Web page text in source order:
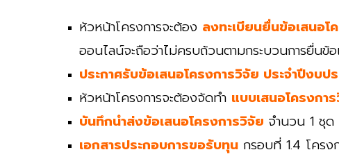
หัวหน้าโครงการจะต้อง ลงทะเบียนยื่นข้อเสนอโ
ออนไลน์จะถือว่าไม่ครบถ้วนตามกระบวนการยื่นข้
ประกาศรับข้อเสนอโครงการวิจัย ประจำปีงบป
หัวหน้าโครงการจะต้องจัดทำ แบบเสนอโครงกา
บันทึกนำส่งข้อเสนอโครงการวิจัย จำนวน 1 ชุด
เอกสารประกอบการขอรับทุน กรอบที่ 1.4 โคร